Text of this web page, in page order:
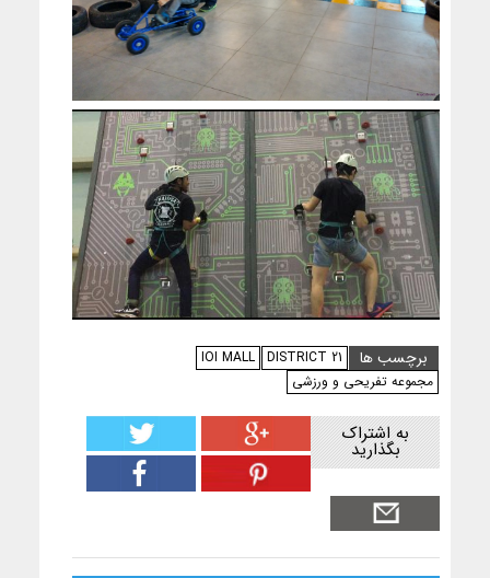
برچسب ها DISTRICT 21
IOI MALL
مجموعه تفریحی و ورزشی
به اشتراک
بگذارید